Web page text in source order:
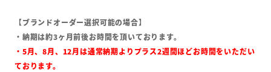
【ブランドオーダー選択可能の場合】
・納期は約3ヶ月前後お時間を頂いております。
・5月、8月、12月は通常納期よりプラス2週間ほどお時間をいただい
ております。